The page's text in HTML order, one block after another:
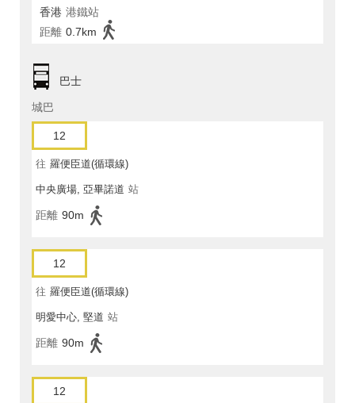
香港 港鐵站
距離 0.7km
巴士
城巴
12
往 羅便臣道(循環線)
中央廣場, 亞畢諾道 站
距離 90m
12
往 羅便臣道(循環線)
明愛中心, 堅道 站
距離 90m
12